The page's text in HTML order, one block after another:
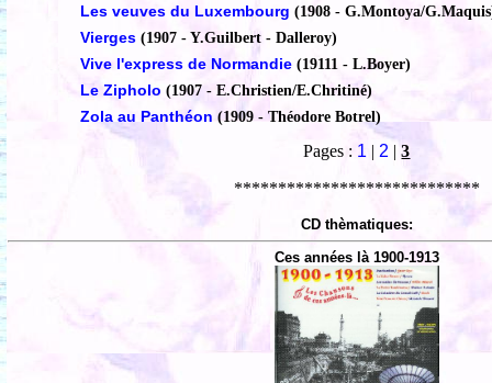
Les veuves du Luxembourg (1908 - G.Montoya/
Vierges (1907 - Y.Guilbert - Dalleroy)
Vive l'express de Normandie (19111 - L.Boyer)
Le Zipholo (1907 - E.Christien/E.Chritiné)
Zola au Panthéon (1909 - Théodore Botrel)
Pages : 1 | 2 |3
****************************
CD thèmatiques:
Ces années là 1900-1913